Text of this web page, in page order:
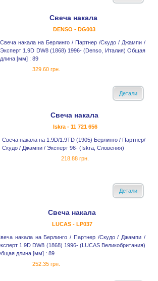
Свеча накала
DENSO - DG003
Свеча накала на Берлинго / Партнер /Скудо / Джампи /
Эксперт 1.9D DW8 (1868) 1996- (Denso, Италия) Общая
длина [мм] : 89
329.60 грн.
Детали
Свеча накала
Iskra - 11 721 656
Свеча накала на 1.9D/1.9TD (1905) Берлинго / Партнер/
Скудо / Джампи / Эксперт 96- (Iskra, Словения)
218.88 грн.
Детали
Свеча накала
LUCAS - LP037
накала на Берлинго / Партнер /Скудо / Джампи /
1.9D DW8 (1868) 1996- (LUCAS Великобритания)
длина [мм] : 89
252.35 грн.